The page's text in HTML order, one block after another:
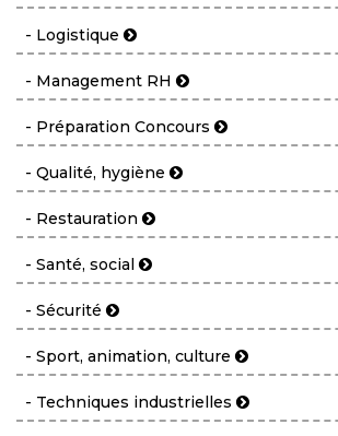
- Logistique
- Management RH
- Préparation Concours
- Qualité, hygiène
- Restauration
- Santé, social
- Sécurité
- Sport, animation, culture
- Techniques industrielles